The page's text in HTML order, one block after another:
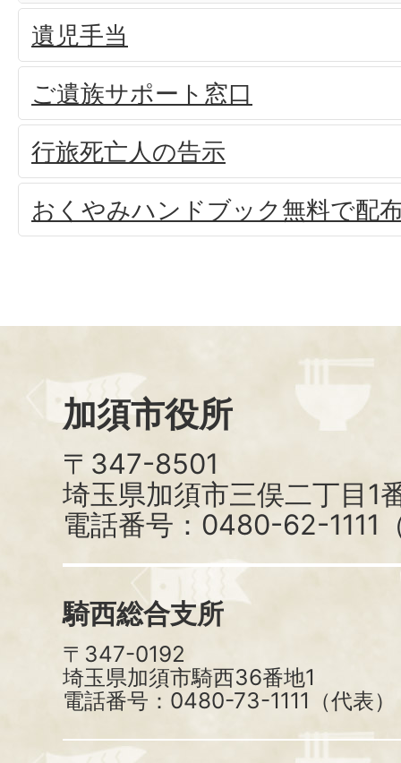
遺児手当
ご遺族サポート窓口
行旅死亡人の告示
おくやみハンドブック無料で配
加須市役所
〒347-8501
埼玉県加須市三俣二丁目1
電話番号：0480-62-1111
騎西総合支所
〒347-0192
埼玉県加須市騎西36番地1
電話番号：0480-73-1111（代表）